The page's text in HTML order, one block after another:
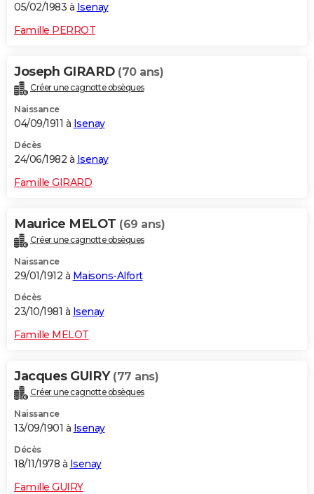
05/02/1983 à Isenay
Famille PERROT
Joseph GIRARD (70 ans)
Créer une cagnotte obsèques
Naissance
04/09/1911 à Isenay
Décès
24/06/1982 à Isenay
Famille GIRARD
Maurice MELOT (69 ans)
Créer une cagnotte obsèques
Naissance
29/01/1912 à Maisons-Alfort
Décès
23/10/1981 à Isenay
Famille MELOT
Jacques GUIRY (77 ans)
Créer une cagnotte obsèques
Naissance
13/09/1901 à Isenay
Décès
18/11/1978 à Isenay
Famille GUIRY